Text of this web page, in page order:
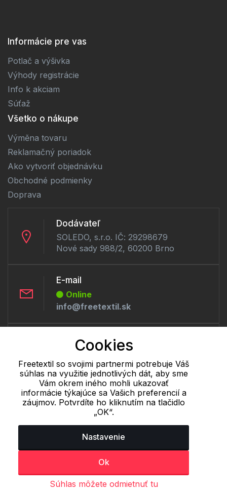
Informácie pre vas
Potlač a výšivka
Výhody registrácie
Info k akciam
Súťaž
Všetko o nákupe
Výměna tovaru
Reklamačný poriadok
Ako vytvoriť objednávku
Obchodné podmienky
Doprava
Dodávateľ
SOLEDO, s.r.o. IČ: 29298679
Nové sady 988/2, 60200 Brno
E-mail
Online
info@freetextil.sk
Telefón:
Offline
+421 277 270 056
Cookie - podrobné nastavenie| Ďalšie informácie|Spracovanie
osobných údajov
Cookies
Freetextil so svojimi partnermi potrebuje Váš
súhlas na využitie jednotlivých dát, aby sme
Vám okrem iného mohli ukazovať
informácie týkajúce sa Vašich preferencií a
záujmov. Potvrdíte ho kliknutím na tlačidlo
„OK“.
Nastavenie
Ok
Súhlas môžete odmietnuť tu